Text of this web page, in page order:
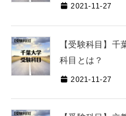
2021-11-27
【受験科目】
科目とは？
2021-11-27